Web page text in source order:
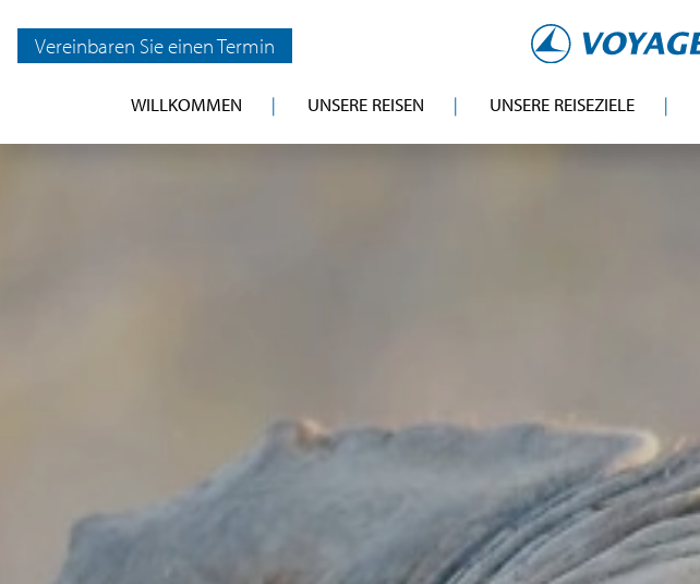
Vereinbaren Sie einen Termin
WILLKOMMEN UNSERE REISEN UNSERE REISEZIELE